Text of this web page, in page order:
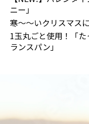
ニー」
寒～～いクリスマス
1玉丸ごと使用！「
ランスパン」